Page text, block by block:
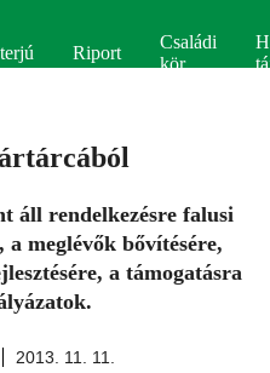
Riport
Családi
kör
áll rendelkezésre falusi
a meglévők bővítésére,
a támogatásra
2013. 11. 11.